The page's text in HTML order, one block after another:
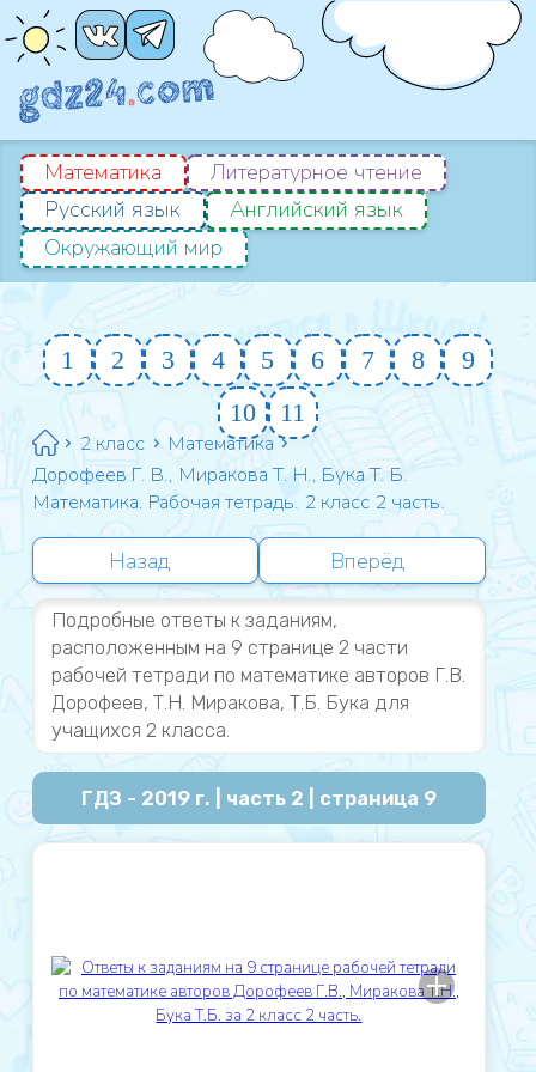
Математика
Литературное чтение
Русский язык
Английский язык
Окружающий мир
1 2 3 4 5 6 7 8
9
10
11
2 класс
Математика
Дорофеев Г. В., Миракова Т. Н., Бука Т. Б.
Математика. Рабочая тетрадь. 2 класс 2 часть.
Назад Вперёд
Подробные ответы к заданиям,
расположенным на 9 странице 2 части
рабочей тетради по математике авторов Г.В.
Дорофеев, Т.Н. Миракова, Т.Б. Бука для
учащихся 2 класса.
ГДЗ - 2019 г. | часть 2 | страница 9